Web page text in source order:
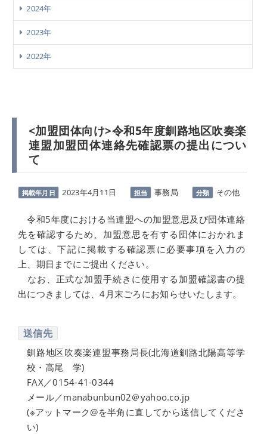
2024年
2023年
2022年
<加盟団体向け>令和5年度釧路地区吹奏楽
連盟加盟団体連絡先確認票の提出につい
て
掲載年月日 2023年4月11日 担当 事務局 分類 その他
令和5年度における当連盟への加盟意思及び団体連絡
先を確認するため、加盟意思を有する団体におかれま
しては、下記に掲載する確認票に必要事項を入力の
上、期日までにご提出ください。
なお、正式な加盟手続きに使用する加盟確認書の提
出につきましては、4月末ごろにお知らせいたします。
送信先
釧路地区吹奏楽連盟事務局長(北海道釧路北陽高等学
校・高尾 学)
FAX／0154-41-0344
メール／manabunbun02＠yahoo.co.jp
(※アットマーク@を半角に直してから送信してくださ
い)